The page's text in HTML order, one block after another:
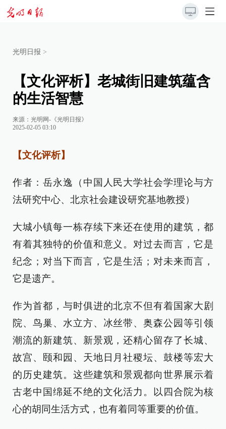
光明日报 >
【文化评析】老城街旧建筑蕴含
的生活智慧
来源： 光明网-《光明日报》
2025-02-05 03:10
【文化评析】
作者：岳永逸（中国人民大学社会学理论与方
法研究中心、北京社会建设研究基地教授）
大城小镇每一栋存续下来还在使用的建筑，都
有着其独特的价值和意义。对过去而言，它是
纪念；对当下而言，它是生活；对未来而言，
它是遗产。
作为首都，与时俱进的北京不但有着国家大剧
院、鸟巢、水立方、冰丝带、奥森公园等引领
潮流的新建筑、新景观，还精心留存了长城、
故宫、颐和园、天地日月社稷坛、鼓楼等宏大
的历史建筑。这些建筑和景观都向世界展示着
古老中国绵延不绝的文化活力。以四合院为核
心的胡同生活方式，也有着同等重要的价值。